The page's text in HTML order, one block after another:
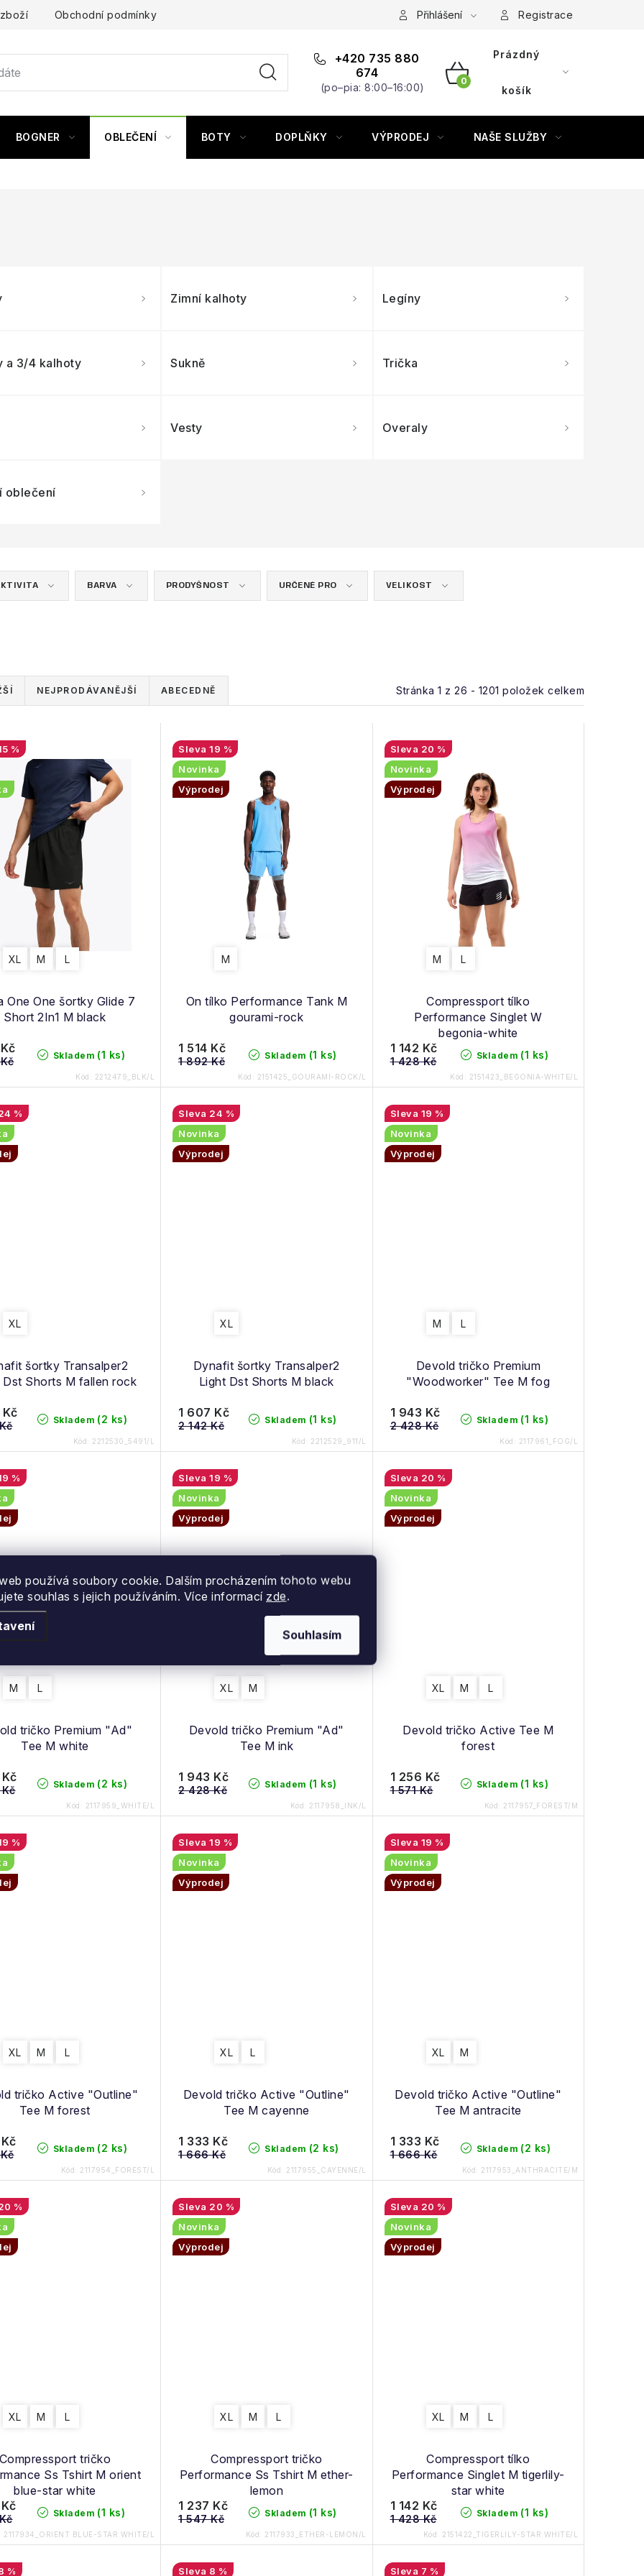
používá soubory cookie. Dalším procházením tohoto webu
souhlas s jejich používáním. Více informací zde.
Souhlasím
Obchodní podmínky Přihlášení Registrace
+420 735 880
674
(po–pia: 8:00–16:00) NÁKUPNÍ
Prázdný
košík
BOGNER OBLEČENÍ BOTY DOPLŇKY VÝPRODEJ NAŠE SLUŽBY
Zimní kalhoty Legíny
a 3/4 kalhoty Sukně Trička
Vesty Overaly
oblečení
BARVA PRODYŠNOST URČENÉ PRO VELIKOST
Stránka 1 z 26 - 1201 položek celkem
NEJPRODÁVANĚJŠÍ ABECEDNĚ
One One šortky Glide 7
Short 2In1 M black
%
XL M L
Skladem (1 ks)
Kód: 2212479_BLK/L
On tílko Performance Tank M
gourami-rock
19 %
Novinka
Výprodej
M
Skladem (1 ks)
1 514 Kč
1 892 Kč
Kód: 2151425_GOURAMI-ROCK/L
Compressport tílko
Performance Singlet W
begonia-white
20 %
Novinka
Výprodej
M L
Skladem (1 ks)
1 142 Kč
1 428 Kč
Kód: 2151423_BEGONIA-WHITE/L
šortky Transalper2
Dst Shorts M fallen rock
%
XL
Skladem (2 ks)
Kč
Kód: 2212530_5491/L
Dynafit šortky Transalper2
Light Dst Shorts M black
24 %
Novinka
Výprodej
XL
Skladem (1 ks)
1 607 Kč
2 142 Kč
Kód: 2212529_911/L
Devold tričko Premium
"Woodworker" Tee M fog
19 %
Novinka
Výprodej
M L
Skladem (1 ks)
1 943 Kč
2 428 Kč
Kód: 2117961_FOG/L
tričko Premium "Ad"
Tee M white
%
M L
Skladem (2 ks)
Kód: 2117959_WHITE/L
Devold tričko Premium "Ad"
Tee M ink
19 %
Novinka
Výprodej
XL M
Skladem (1 ks)
1 943 Kč
2 428 Kč
Kód: 2117958_INK/L
Devold tričko Active Tee M
forest
20 %
Novinka
Výprodej
XL M L
Skladem (1 ks)
1 256 Kč
1 571 Kč
Kód: 2117957_FOREST/M
tričko Active "Outline"
Tee M forest
%
XL M L
Skladem (2 ks)
Kód: 2117954_FOREST/L
Devold tričko Active "Outline"
Tee M cayenne
19 %
Novinka
Výprodej
XL L
Skladem (2 ks)
1 333 Kč
1 666 Kč
Kód: 2117955_CAYENNE/L
Devold tričko Active "Outline"
Tee M antracite
19 %
Novinka
Výprodej
XL M
Skladem (2 ks)
1 333 Kč
1 666 Kč
Kód: 2117953_ANTHRACITE/M
Compressport tričko
Ss Tshirt M orient
blue-star white
%
XL M L
Skladem (1 ks)
2117934_ORIENT BLUE-STAR WHITE/L
Compressport tričko
Performance Ss Tshirt M ether-
lemon
20 %
Novinka
Výprodej
XL M L
Skladem (1 ks)
1 237 Kč
1 547 Kč
Kód: 2117933_ETHER-LEMON/L
Compressport tílko
Performance Singlet M tigerlily-
star white
20 %
Novinka
Výprodej
XL M L
Skladem (1 ks)
1 142 Kč
1 428 Kč
Kód: 2151422_TIGERLILY-STAR WHITE/L
% 8 % 7 %